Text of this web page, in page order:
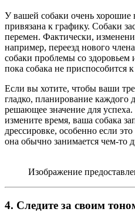
У вашей собаки очень хорошие
привязана к графику. Собаки
перемен. Фактически,
например, переезд нового
собаки проблемы со здоровьем
пока собака не приспособится
Если вы хотите, чтобы ваши
гладко, планирование каждого
решающее значение для
измените время, ваша собака
дрессировке, особенно если
она обычно занимается чем-то
Изображение
4. Следите за своим